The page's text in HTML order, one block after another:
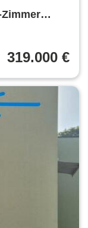
Zimmer
319.000 €